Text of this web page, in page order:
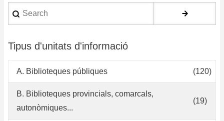
Search
Tipus d'unitats d'informació
A. Biblioteques públiques (120)
B. Biblioteques provincials, comarcals,
autonòmiques...
(19)